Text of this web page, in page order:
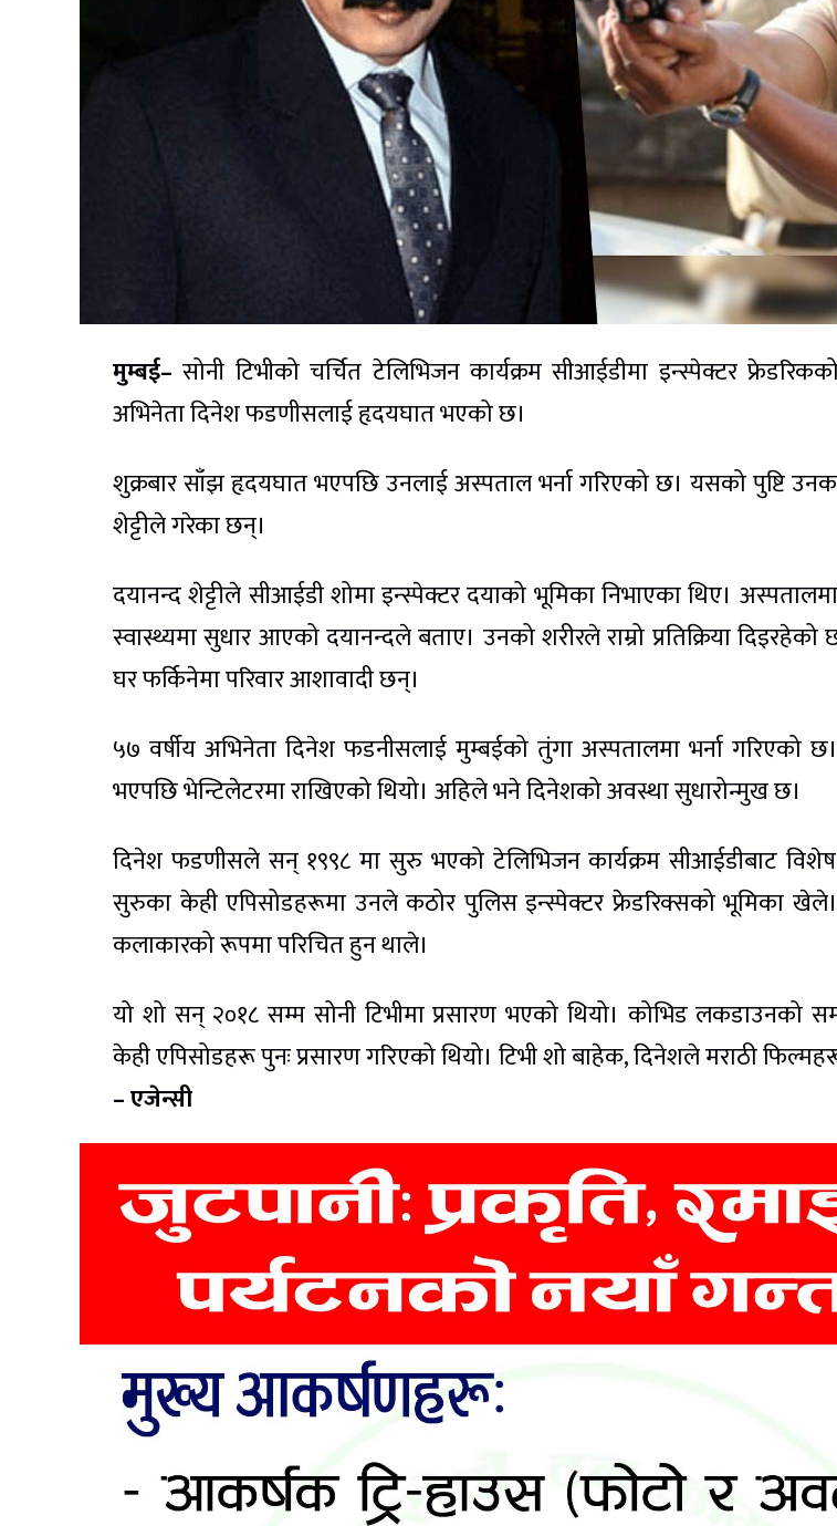
मुम्बई– सोनी टिभीको चर्चित टेलिभिजन कार्यक्रम सीआईडीमा इन्स्पेक्टर
अभिनेता दिनेश फडणीसलाई हृदयघात भएको छ।
शुक्रबार साँझ हृदयघात भएपछि उनलाई अस्पताल भर्ना गरिएको छ। यसको पुष्टि
शेट्टीले गरेका छन्।
दयानन्द शेट्टीले सीआईडी शोमा इन्स्पेक्टर दयाको भूमिका निभाएका थिए।
स्वास्थ्यमा सुधार आएको दयानन्दले बताए। उनको शरीरले राम्रो प्रतिक्रिया दिइरहेको
घर फर्किनेमा परिवार आशावादी छन्।
५७ वर्षीय अभिनेता दिनेश फडनीसलाई मुम्बईको तुंगा अस्पतालमा भर्ना गरिएको
भएपछि भेन्टिलेटरमा राखिएको थियो। अहिले भने दिनेशको अवस्था सुधारोन्मुख छ।
दिनेश फडणीसले सन् १९९८ मा सुरु भएको टेलिभिजन कार्यक्रम सीआईडीबाट विशेष
सुरुका केही एपिसोडहरूमा उनले कठोर पुलिस इन्स्पेक्टर फ्रेडरिक्सको भूमिका खेले।
कलाकारको रूपमा परिचित हुन थाले।
यो शो सन् २०१८ सम्म सोनी टिभीमा प्रसारण भएको थियो। कोभिड लकडाउनको
केही एपिसोडहरू पुनः प्रसारण गरिएको थियो। टिभी शो बाहेक, दिनेशले मराठी
– एजेन्सी